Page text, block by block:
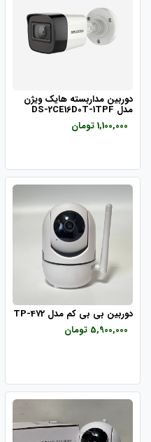
دوربین مداربسته هایک ویژن
مدل DS-2CE16D0T-1TPF
1,100,000 تومان
دوربین بی بی کم مدل TP-472
5,900,000 تومان